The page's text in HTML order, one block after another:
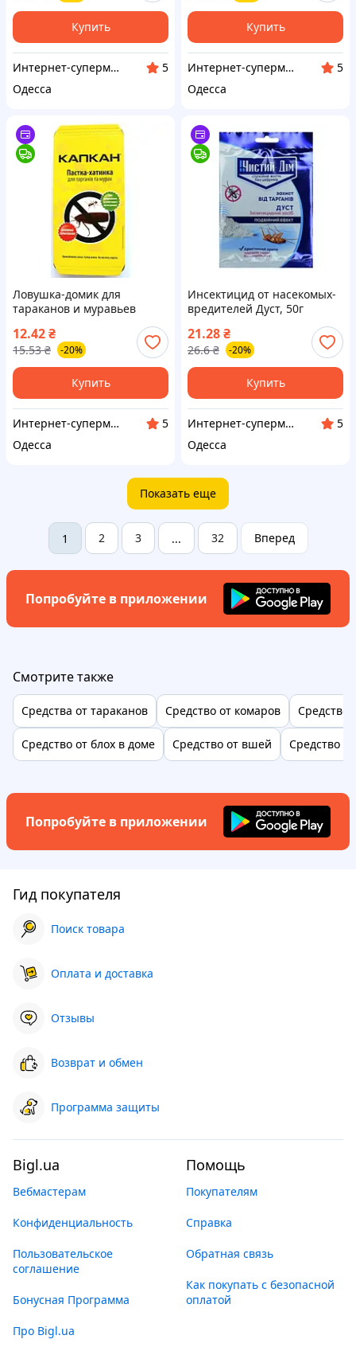
Купить
Интернет-супермаркет Купа
5
Одесса
Купить
Интернет-супермаркет Купа
5
Одесса
Ловушка-домик для
тараканов и муравьев
муравьев, тараканов, блох
и клопов)
12.42₴
15.53 ₴ -20%
Купить
Интернет-супермаркет Купа
5
Одесса
Инсектицид от насекомых-
вредителей Дуст, 50г
тараканов, блох и клопов)
21.28₴
26.6 ₴ -20%
Купить
Интернет-супермаркет Купа
5
Одесса
Показать еще
1 2 3 ... 32 Вперед
Попробуйте в приложении
Смотрите также
Средства от тараканов Средство от комаров Средство
Средство от блох в доме Средство от вшей Средство
Попробуйте в приложении
Гид покупателя
Поиск товара
Оплата и доставка
Отзывы
Возврат и обмен
Программа защиты
Bigl.ua
Вебмастерам
Конфиденциальность
Пользовательское
соглашение
Бонусная Программа
Про Bigl.ua
Помощь
Покупателям
Справка
Обратная связь
Как покупать с безопасной
оплатой